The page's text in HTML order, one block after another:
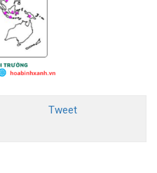
Tweet